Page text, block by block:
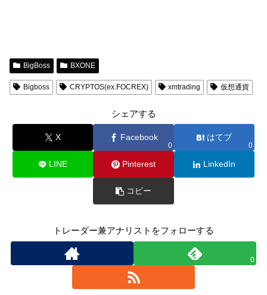
BigBoss BXONE
Bigboss CRYPTOS(ex.FOCREX) xmtrading 仮想通貨
シェアする
X Facebook
0
はてブ
0
LINE Pinterest LinkedIn
コピー
トレーダー兼アナリストをフォローする
0